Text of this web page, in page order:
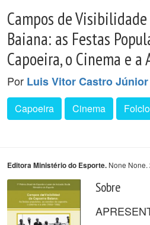
Campos de
Baiana: as Festas
Capoeira, o Cinema e
Por Luis Vitor Castro
Capoeira Cinema
Editora Ministério do Esporte. None None.
Sobre